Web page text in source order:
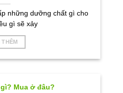
những dưỡng chất gì cho
gì sẽ xảy
THÊM
Mua ở đâu?